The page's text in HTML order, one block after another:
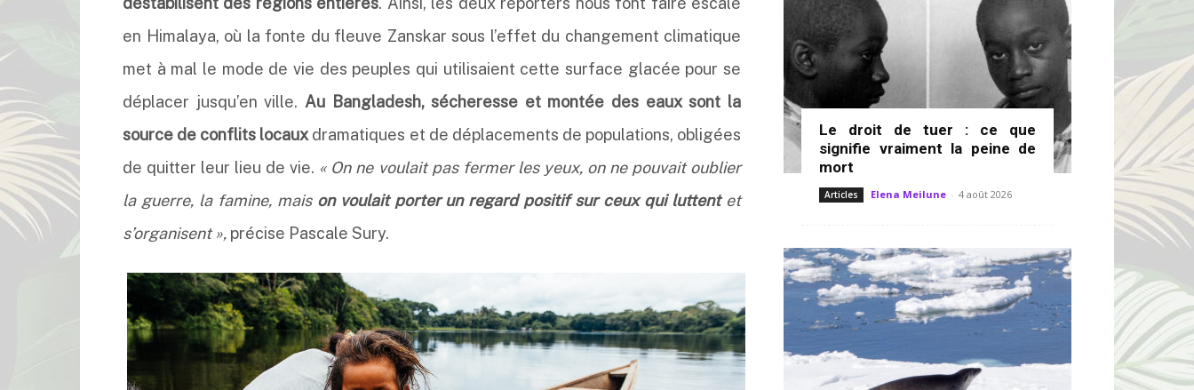
en Himalaya, où la fonte du fleuve Zanskar sous l’effet du changement climatique
met à mal le mode de vie des peuples qui utilisaient cette surface glacée pour se
déplacer jusqu’en ville. Au Bangladesh, sécheresse et montée des eaux sont la
source de conflits locauxdramatiques et de déplacements de populations, obligées
de quitter leur lieu de vie. « On ne voulait pas fermer les yeux, on ne pouvait oublier
la guerre, la famine, mais on voulait porter un regard positif sur ceux qui luttentet
s’organisent », précise Pascale Sury.
Le droit de tuer : ce que
signifie vraiment la peine de
mort
Articles Elena Meilune - 4 août 2026